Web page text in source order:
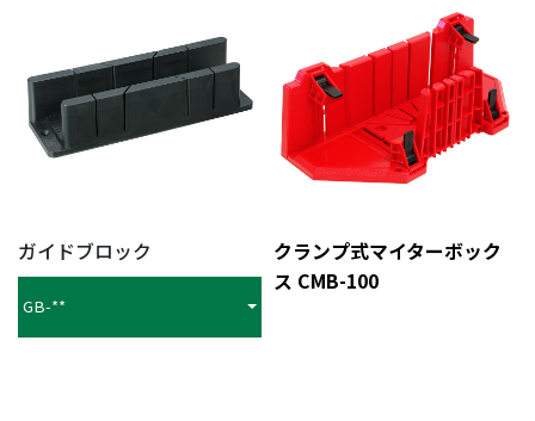
ガイドブロック
GB-**
クランプ式マイターボック
ス CMB-100